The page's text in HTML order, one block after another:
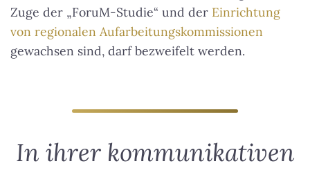
Zuge der „ForuM-Studie“ und der Einrichtung
von regionalen Aufarbeitungskommissionen
gewachsen sind, darf bezweifelt werden.
In ihrer kommunikativen